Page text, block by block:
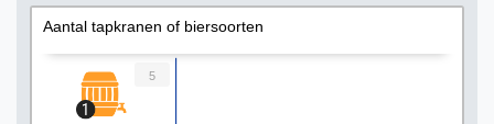
Aantal tapkranen of biersoorten
5